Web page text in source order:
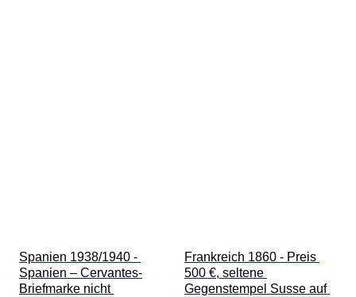
Spanien 1938/1940 -
Spanien – Cervantes-
Briefmarke nicht
Frankreich 1860 - Preis
500 €, seltene
Gegenstempel Susse auf